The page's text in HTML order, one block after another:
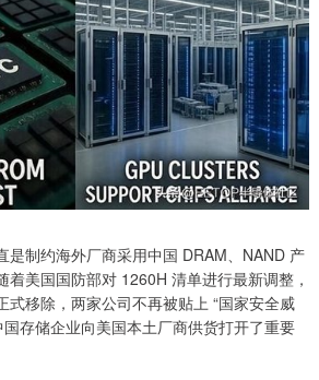
制约海外厂商采用中国 DRAM、NAND 产
着美国国防部对 1260H 清单进行最新调整，
式移除，两家公司不再被贴上 “国家安全威
存储企业向美国本土厂商供货打开了重要